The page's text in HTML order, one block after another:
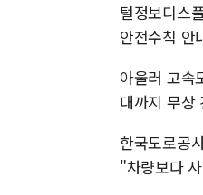
털정보디스
안전수칙 안
아울러 고속
대까지 무상
한국도로공
"차량보다